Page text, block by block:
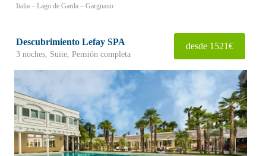
Italia – Lago de Garda – Gargnano
Descubrimiento Lefay SPA
3 noches, Suite, Pensión completa
desde 1521€